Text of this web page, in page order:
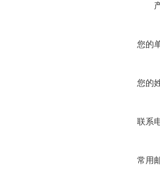
您的
您的
联系
常用